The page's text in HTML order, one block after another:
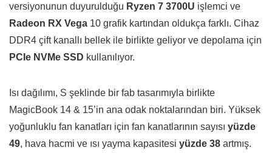
versiyonunun duyurulduğu Ryzen 7 3700U işlemci ve
Radeon RX Vega 10 grafik kartından oldukça farklı. Cihaz
DDR4 çift kanallı bellek ile birlikte geliyor ve depolama için
PCIe NVMe SSD kullanılıyor.
Isı dağılımı, S şeklinde bir fab tasarımıyla birlikte
MagicBook 14 & 15’in ana odak noktalarından biri. Yüksek
yoğunluklu fan kanatları için fan kanatlarının sayısı yüzde
49, hava hacmi ve ısı yayma kapasitesi yüzde 38 artmış.